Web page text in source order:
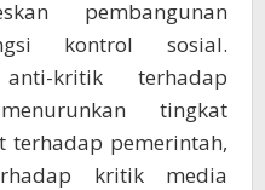
pembangunan
kontrol sosial.
kritik terhadap
tingkat
terhadap pemerintah,
kritik media